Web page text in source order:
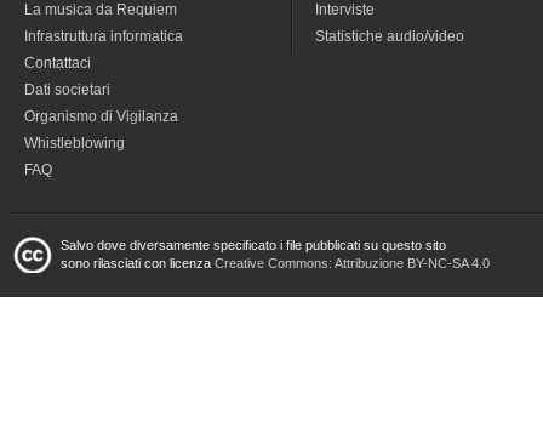
La musica da Requiem
Infrastruttura informatica
Contattaci
Dati societari
Organismo di Vigilanza
Whistleblowing
FAQ
Interviste
Statistiche audio/video
Salvo dove diversamente specificato i file pubblicati su questo sito
sono rilasciati con licenza Creative Commons: Attribuzione BY-NC-SA 4.0